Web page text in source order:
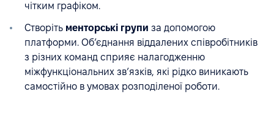
чітким графіком.
Створіть менторські групи за допомогою
платформи. Об’єднання віддалених співробітників
з різних команд сприяє налагодженню
міжфункціональних зв’язків, які рідко виникають
самостійно в умовах розподіленої роботи.